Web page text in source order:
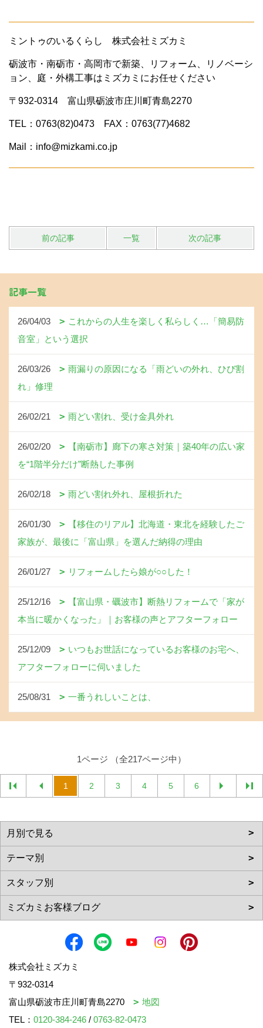
ミントゥのいるくらし 株式会社ミズカミ
砺波市・南砺市・高岡市で新築、リフォーム、リノベーシ
ョン、庭・外構工事はミズカミにお任せください
〒932-0314 富山県砺波市庄川町青島2270
TEL：0763(82)0473 FAX：0763(77)4682
Mail：info@mizkami.co.jp
前の記事 一覧 次の記事
記事一覧
26/04/03
これからの人生を楽しく私らしく…「簡易防
音室」という選択
26/03/26
雨漏りの原因になる「雨どいの外れ、ひび割
れ」修理
26/02/21 雨どい割れ、受け金具外れ
26/02/20
【南砺市】廊下の寒さ対策｜築40年の広い家
を“1階半分だけ”断熱した事例
26/02/18 雨どい割れ外れ、屋根折れた
26/01/30
【移住のリアル】北海道・東北を経験したご
家族が、最後に「富山県」を選んだ納得の理由
26/01/27 リフォームしたら娘が○○した！
25/12/16
【富山県・礪波市】断熱リフォームで「家が
本当に暖かくなった」｜お客様の声とアフターフォロー
25/12/09
いつもお世話になっているお客様のお宅へ、
アフターフォローに伺いました
25/08/31 一番うれしいことは、
1ページ （全217ページ中）
1 2 3 4 5 6
株式会社ミズカミ
〒932-0314
富山県砺波市庄川町青島2270
地図
TEL： 0120-384-246 / 0763-82-0473